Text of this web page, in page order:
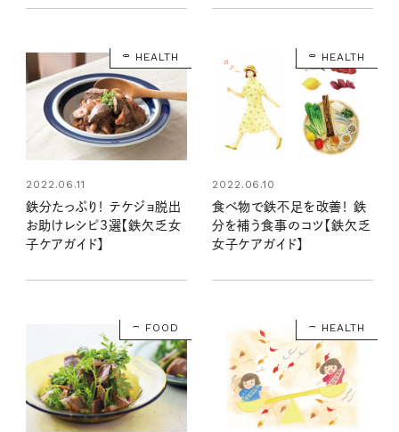
HEALTH
2022.06.11
鉄分たっぷり！ テケジョ脱出
お助けレシピ3選【鉄欠乏女
子ケアガイド】
HEALTH
2022.06.10
食べ物で鉄不足を改善！ 鉄
分を補う食事のコツ【鉄欠乏
女子ケアガイド】
FOOD HEALTH